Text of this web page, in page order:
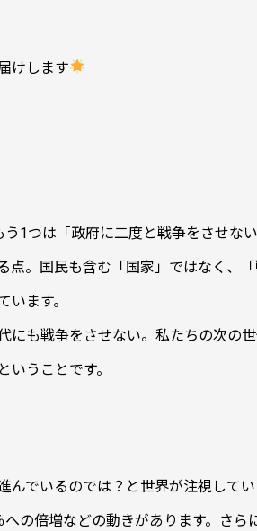
けします
1つは「政府に二度と戦争をさせない
点。国民も含む「国家」ではなく、
ます。
にも戦争をさせない。私たちの次の
うことです。
でいるのでは？と世界が注視して
の倍増などの動きがあります。さ